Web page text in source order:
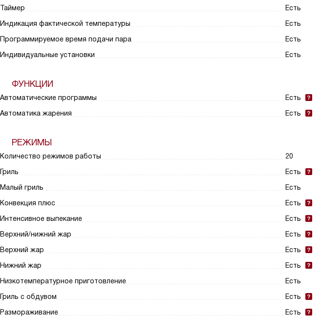
Таймер
Есть
Индикация фактической температуры
Есть
Программируемое время подачи пара
Есть
Индивидуальные установки
Есть
ФУНКЦИИ
Автоматические программы
Есть
Автоматика жарения
Есть
РЕЖИМЫ
Количество режимов работы
20
Гриль
Есть
Малый гриль
Есть
Конвекция плюс
Есть
Интенсивное выпекание
Есть
Верхний/нижний жар
Есть
Верхний жар
Есть
Нижний жар
Есть
Низкотемпературное приготовление
Есть
Гриль с обдувом
Есть
Размораживание
Есть